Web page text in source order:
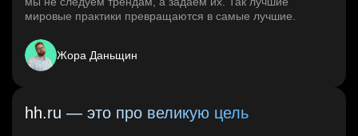
мировые практики превращаются в самые лучшие.
Жора Даньщин
hh.ru — это про великую цель